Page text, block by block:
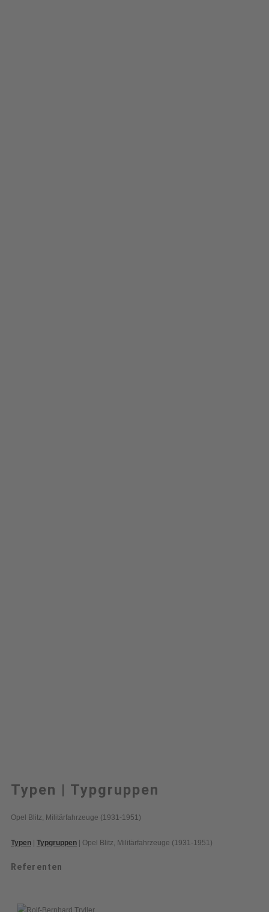
Typen | Typgruppen
Opel Blitz, Militärfahrzeuge (1931-1951)
Typen Typgruppen | Opel Blitz, Militärfahrzeuge (1931-1951)
Referenten